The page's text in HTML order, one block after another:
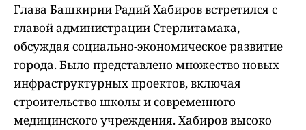
Глава Башкирии Радий Хабиров встретился с
главой администрации Стерлитамака,
обсуждая социально-экономическое развитие
города. Было представлено множество новых
инфраструктурных проектов, включая
строительство школы и современного
медицинского учреждения. Хабиров высоко